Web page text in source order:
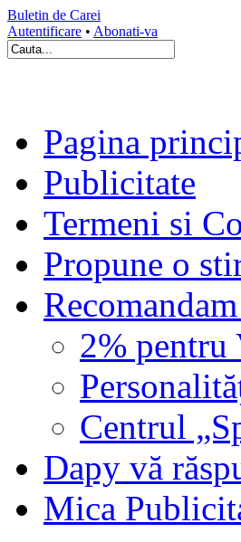
Buletin de Carei
Autentificare • Abonati-va
Pagina
Publicitate
Termeni si
Propune o
2% pentru
Centrul
Dapy vă
Mica